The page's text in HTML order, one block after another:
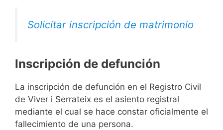
Solicitar inscripción de matrimonio
Inscripción de defunción
La inscripción de defunción en el Registro Civil
de Viver i Serrateix es el asiento registral
mediante el cual se hace constar oficialmente el
fallecimiento de una persona.